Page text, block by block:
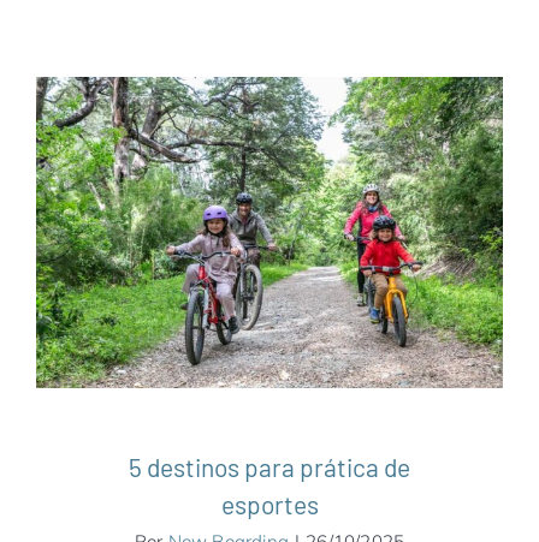
5 destinos para prática de esportes
América do Sul Argentina Chile Estados
Unidos Europa Itália Mendoza Miami
Notícias Portugal Toscana
5 destinos para prática de
esportes